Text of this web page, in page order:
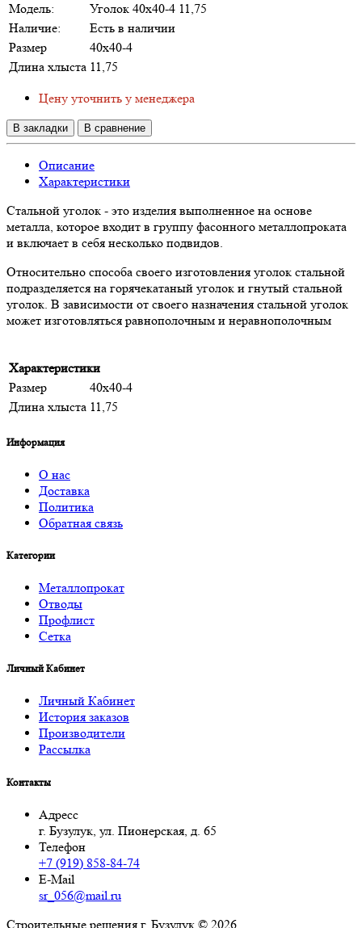
Модель:
Уголок 40х40-4 11,75
Наличие:
Есть в наличии
Размер
40х40-4
Длина хлыста 11,75
Цену уточнить у менеджера
В закладки В сравнение
Описание
Характеристики
Стальной уголок - это изделия выполненное на основе
металла, которое входит в группу фасонного металлопроката
и включает в себя несколько подвидов.
Относительно способа своего изготовления уголок стальной
подразделяется на горячекатаный уголок и гнутый стальной
уголок. В зависимости от своего назначения стальной уголок
может изготовляться равнополочным и неравнополочным
Характеристики
Размер
40х40-4
Длина хлыста 11,75
Информация
О нас
Доставка
Политика
Обратная связь
Категории
Металлопрокат
Отводы
Профлист
Сетка
Личный Кабинет
Личный Кабинет
История заказов
Производители
Рассылка
Контакты
Адресс
г. Бузулук, ул. Пионерская, д. 65
Телефон
+7 (919) 858-84-74
E-Mail
sr_056@mail.ru
Строительные решения г. Бузулук © 2026